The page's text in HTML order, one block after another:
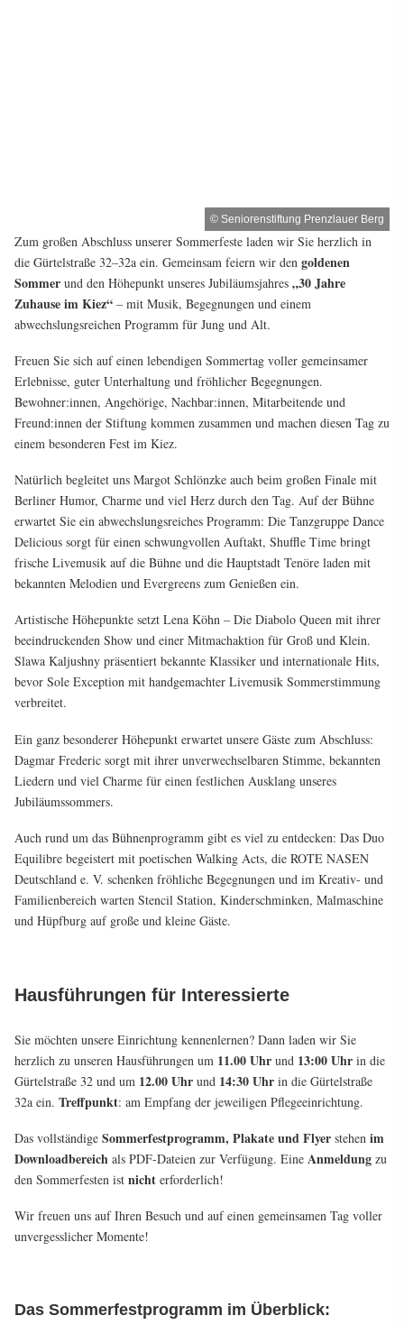
© Seniorenstiftung Prenzlauer Berg
Zum großen Abschluss unserer Sommerfeste laden wir Sie herzlich in
die Gürtelstraße 32–32a ein. Gemeinsam feiern wir den goldenen
Sommer und den Höhepunkt unseres Jubiläumsjahres „30 Jahre
Zuhause im Kiez“ – mit Musik, Begegnungen und einem
abwechslungsreichen Programm für Jung und Alt.
Freuen Sie sich auf einen lebendigen Sommertag voller gemeinsamer
Erlebnisse, guter Unterhaltung und fröhlicher Begegnungen.
Bewohner:innen, Angehörige, Nachbar:innen, Mitarbeitende und
Freund:innen der Stiftung kommen zusammen und machen diesen Tag zu
einem besonderen Fest im Kiez.
Natürlich begleitet uns Margot Schlönzke auch beim großen Finale mit
Berliner Humor, Charme und viel Herz durch den Tag. Auf der Bühne
erwartet Sie ein abwechslungsreiches Programm: Die Tanzgruppe Dance
Delicious sorgt für einen schwungvollen Auftakt, Shuffle Time bringt
frische Livemusik auf die Bühne und die Hauptstadt Tenöre laden mit
bekannten Melodien und Evergreens zum Genießen ein.
Artistische Höhepunkte setzt Lena Köhn – Die Diabolo Queen mit ihrer
beeindruckenden Show und einer Mitmachaktion für Groß und Klein.
Slawa Kaljushny präsentiert bekannte Klassiker und internationale Hits,
bevor Sole Exception mit handgemachter Livemusik Sommerstimmung
verbreitet.
Ein ganz besonderer Höhepunkt erwartet unsere Gäste zum Abschluss:
Dagmar Frederic sorgt mit ihrer unverwechselbaren Stimme, bekannten
Liedern und viel Charme für einen festlichen Ausklang unseres
Jubiläumssommers.
Auch rund um das Bühnenprogramm gibt es viel zu entdecken: Das Duo
Equilibre begeistert mit poetischen Walking Acts, die ROTE NASEN
Deutschland e. V. schenken fröhliche Begegnungen und im Kreativ- und
Familienbereich warten Stencil Station, Kinderschminken, Malmaschine
und Hüpfburg auf große und kleine Gäste.
Hausführungen für Interessierte
Sie möchten unsere Einrichtung kennenlernen? Dann laden wir Sie
herzlich zu unseren Hausführungen um 11.00 Uhr und 13:00 Uhr in die
Gürtelstraße 32 und um 12.00 Uhr und 14:30 Uhr in die Gürtelstraße
32a ein. Treffpunkt: am Empfang der jeweiligen Pflegeeinrichtung.
Das vollständige Sommerfestprogramm, Plakate und Flyer stehen im
Downloadbereich als PDF-Dateien zur Verfügung. Eine Anmeldung zu
den Sommerfesten ist nicht erforderlich!
Wir freuen uns auf Ihren Besuch und auf einen gemeinsamen Tag voller
unvergesslicher Momente!
Das Sommerfestprogramm im Überblick: